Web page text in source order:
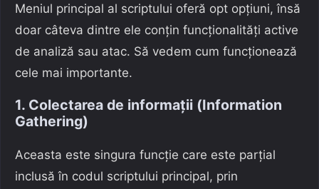
Meniul principal al scriptului oferă opt opțiuni, însă
doar câteva dintre ele conțin funcționalități active
de analiză sau atac. Să vedem cum funcționează
cele mai importante.
1. Colectarea de informații (Information
Gathering)
Aceasta este singura funcție care este parțial
inclusă în codul scriptului principal, prin